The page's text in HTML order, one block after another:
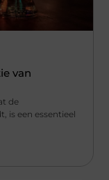
van
de
is een essentieel